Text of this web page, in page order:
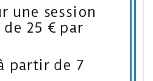
une session
25 € par
partir de 7